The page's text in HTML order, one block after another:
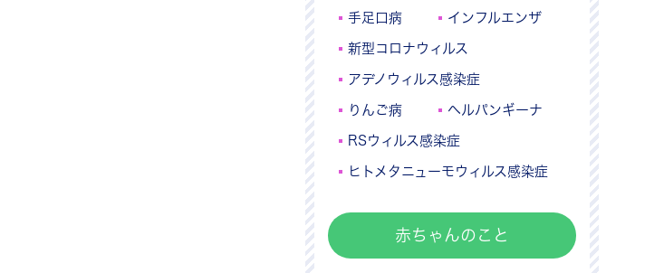
手足口病 インフルエンザ
新型コロナウィルス
アデノウィルス感染症
りんご病 ヘルパンギーナ
RSウィルス感染症
ヒトメタニューモウィルス感染症
赤ちゃんのこと